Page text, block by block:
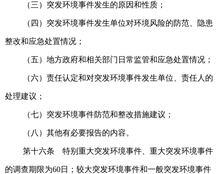
（三）突发环境事件发生的原因和性质；
（四）突发环境事件发生单位对环境风险的防范、隐患
整改和应急处置情况；
（五）地方政府和相关部门日常监管和应急处置情况；
（六）责任认定和对突发环境事件发生单位、责任人的
处理建议；
（七）突发环境事件防范和整改措施建议；
（八）其他有必要报告的内容。
第十六条 特别重大突发环境事件、重大突发环境事件
的调查期限为60日；较大突发环境事件和一般突发环境事件